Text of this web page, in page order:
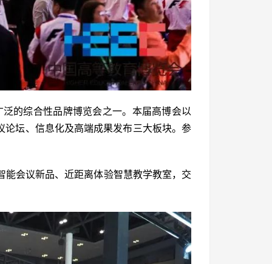
的综合性品牌博览会之一。本届高博会以
论坛、信息化及高端成果发布三大板块。参
会议新品、近距离体验智慧教学教室，交